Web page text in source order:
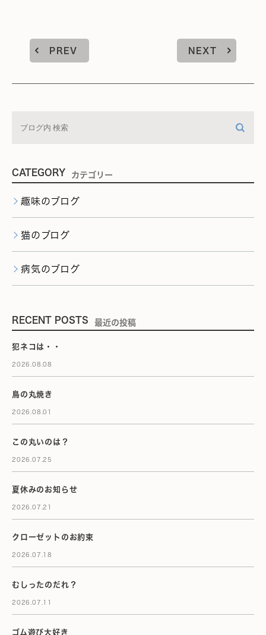
PREV NEXT
CATEGORY カテゴリー
趣味のブログ
猫のブログ
病気のブログ
RECENT POSTS 最近の投稿
犯ネコは・・
2026.08.08
鳥の丸焼き
2026.08.01
この丸いのは？
2026.07.25
夏休みのお知らせ
2026.07.21
クローゼットのお約束
2026.07.18
むしったのだれ？
2026.07.11
ゴム遊び大好き